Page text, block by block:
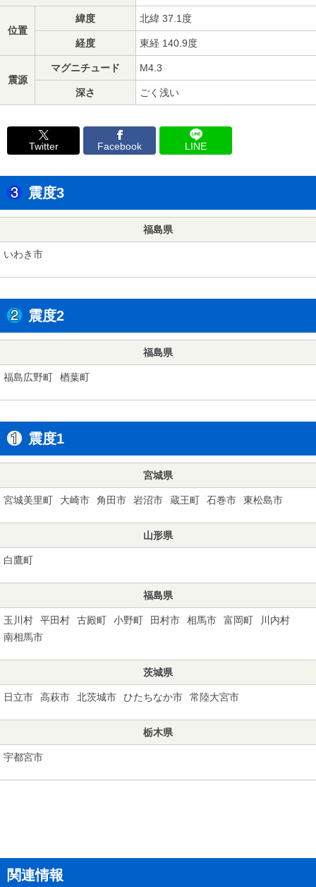
位置
緯度 北緯 37.1度
経度 東経 140.9度
震源
マグニチュード M4.3
深さ ごく浅い
Twitter Facebook LINE
震度3
福島県
いわき市
震度2
福島県
福島広野町 楢葉町
震度1
宮城県
宮城美里町 大崎市 角田市 岩沼市 蔵王町 石巻市 東松島市
山形県
白鷹町
福島県
玉川村 平田村 古殿町 小野町 田村市 相馬市 富岡町
川内村
南相馬市
茨城県
日立市 高萩市 北茨城市 ひたちなか市 常陸大宮市
栃木県
宇都宮市
関連情報